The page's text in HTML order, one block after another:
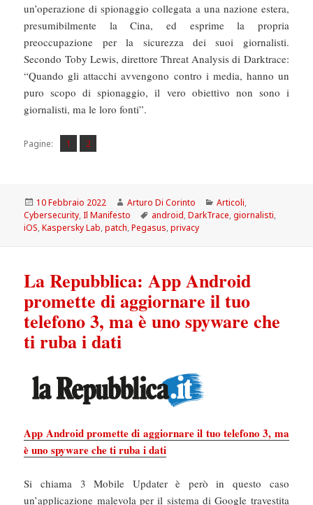
un’operazione di spionaggio collegata a una nazione estera,
presumibilmente la Cina, ed esprime la propria
preoccupazione per la sicurezza dei suoi giornalisti.
Secondo Toby Lewis, direttore Threat Analysis di Darktrace:
“Quando gli attacchi avvengono contro i media, hanno un
puro scopo di spionaggio, il vero obiettivo non sono i
giornalisti, ma le loro fonti”.
Pagine: Pagina
1 ,
Pagina
2
Scritto
il
10 Febbraio 2022 Autore
Arturo Di Corinto Categorie
Articoli,
Cybersecurity,Il Manifesto Tag
android,DarkTrace,giornalisti,
iOS,Kaspersky Lab,patch,Pegasus,privacy
La Repubblica: App Android
promette di aggiornare il tuo
telefono 3, ma è uno spyware che
ti ruba i dati
App Android promette di aggiornare il tuo telefono 3, ma
è uno spyware che ti ruba i dati
Si chiama 3 Mobile Updater è però in questo caso
un’applicazione malevola per il sistema di Google travestita